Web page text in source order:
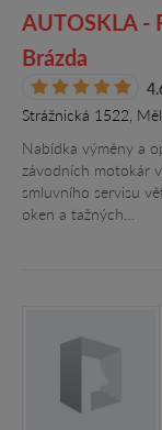
AUTOSKLA -
Brázda
Strážnická 1522,
Nabídka výměny a
závodních motokár
smluvního servisu
oken a tažných…